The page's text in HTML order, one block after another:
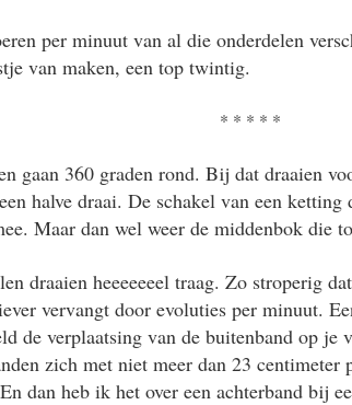
per minuut van al die onderdelen
van maken, een top twintig.
* * * * *
gaan 360 graden rond. Bij dat draaien
halve draai. De schakel van een
Maar dan wel weer de middenbok die
draaien heeeeeeel traag. Zo stroperig
vervangt door evoluties per minuut.
de verplaatsing van de buitenband op je
zich met niet meer dan 23
dan heb ik het over een achterband bij